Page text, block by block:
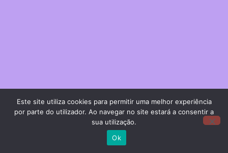
Este site utiliza cookies para permitir uma melhor experiência
por parte do utilizador. Ao navegar no site estará a consentir a
sua utilização.
Ok